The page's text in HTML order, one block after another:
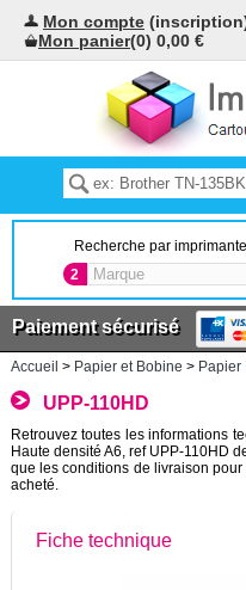
Mon compte
Mon panier(0) 0,00 €
Recherche par
2
Paiement sécurisé
Accueil > Papier et Bobine > Papier
UPP-110HD
Retrouvez toutes les informations
Haute densité A6, ref UPP-110HD
que les conditions de livraison
acheté.
Fiche technique